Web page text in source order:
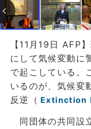
【11月19日 AFP
にして気候変動に
で起こしている。
いるのが、気候変
反逆（ Extinction
同団体の共同設